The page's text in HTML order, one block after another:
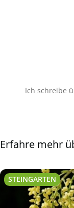
Ich schreibe
Erfahre mehr
STEINGARTEN